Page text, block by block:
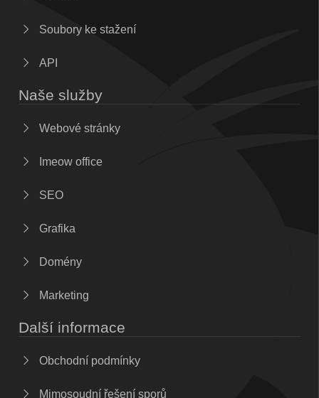
Soubory ke stažení
API
Naše služby
Webové stránky
Imeow office
SEO
Grafika
Domény
Marketing
Další informace
Obchodní podmínky
Mimosoudní řešení sporů